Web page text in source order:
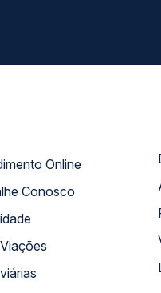
Atendimento Online
Conosco
Auto Viações